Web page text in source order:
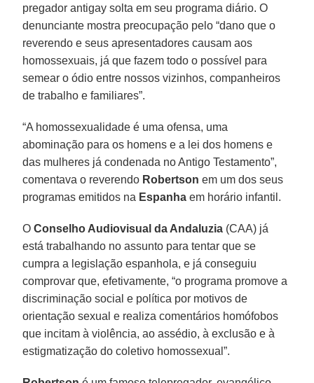
pregador antigay solta em seu programa diário. O
denunciante mostra preocupação pelo “dano que o
reverendo e seus apresentadores causam aos
homossexuais, já que fazem todo o possível para
semear o ódio entre nossos vizinhos, companheiros
de trabalho e familiares”.
“A homossexualidade é uma ofensa, uma
abominação para os homens e a lei dos homens e
das mulheres já condenada no Antigo Testamento”,
comentava o reverendo Robertson em um dos seus
programas emitidos na Espanha em horário infantil.
OConselho Audiovisual da Andaluzia (CAA) já
está trabalhando no assunto para tentar que se
cumpra a legislação espanhola, e já conseguiu
comprovar que, efetivamente, “o programa promove a
discriminação social e política por motivos de
orientação sexual e realiza comentários homófobos
que incitam à violência, ao assédio, à exclusão e à
estigmatização do coletivo homossexual”.